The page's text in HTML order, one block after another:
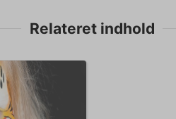
Relateret indhold